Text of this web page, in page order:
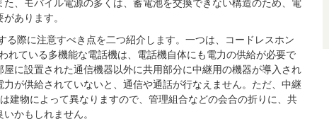
あります。
際に注意すべき点を二つ紹介します。一つは、コードレスホン
れている多機能な電話機は、電話機自体にも電力の供給が必要で
に設置された通信機器以外に共用部分に中継用の機器が導入され
が供給されていないと、通信や通話が行なえません。ただ、中継
建物によって異なりますので、管理組合などの会合の折りに、共
かもしれません。